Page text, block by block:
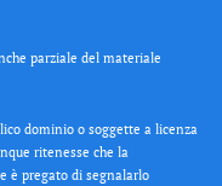
parziale del materiale
dominio o soggette a licenza
ritenesse che la
è pregato di segnalarlo